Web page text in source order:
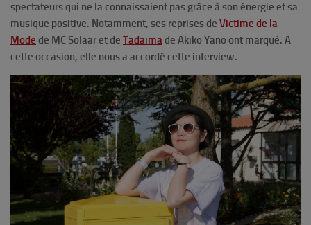
spectateurs qui ne la connaissaient pas grâce à son énergie et sa
musique positive. Notamment, ses reprises de Victime de la
Mode de MC Solaar et de Tadaima de Akiko Yano ont marqué. A
cette occasion, elle nous a accordé cette interview.